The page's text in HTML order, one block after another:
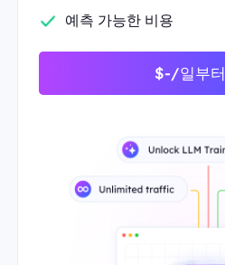
예측 가능한 비용
$-/일부터